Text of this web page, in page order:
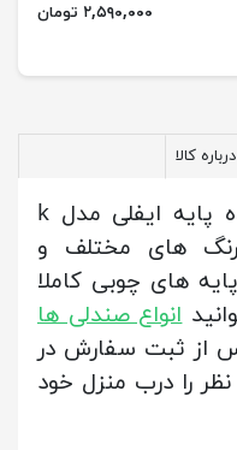
۲,۵۹۰,۰۰۰ تومان
کالا
صندلی اپن و کانترتک ساده پایه ایفلی مدل k
رنگ های مختلف و
پایه های چوبی کاملا
انواع صندلی ها
از ثبت سفارش در
نظر را درب منزل خود